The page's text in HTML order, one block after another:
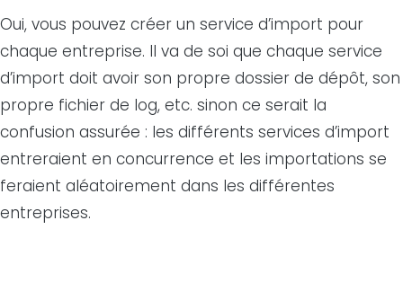
Oui, vous pouvez créer un service d’import pour
chaque entreprise. Il va de soi que chaque service
d’import doit avoir son propre dossier de dépôt, son
propre fichier de log, etc. sinon ce serait la
confusion assurée : les différents services d’import
entreraient en concurrence et les importations se
feraient aléatoirement dans les différentes
entreprises.